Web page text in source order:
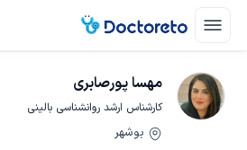
مهسا پورصابری
کارشناس ارشد روانشناسی بالینی
بوشهر